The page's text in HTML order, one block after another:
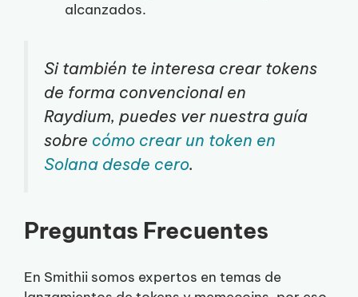
alcanzados.
Si también te interesa crear tokens
de forma convencional en
Raydium, puedes ver nuestra guía
sobre cómo crear un token en
Solana desde cero.
Preguntas Frecuentes
En Smithii somos expertos en temas de